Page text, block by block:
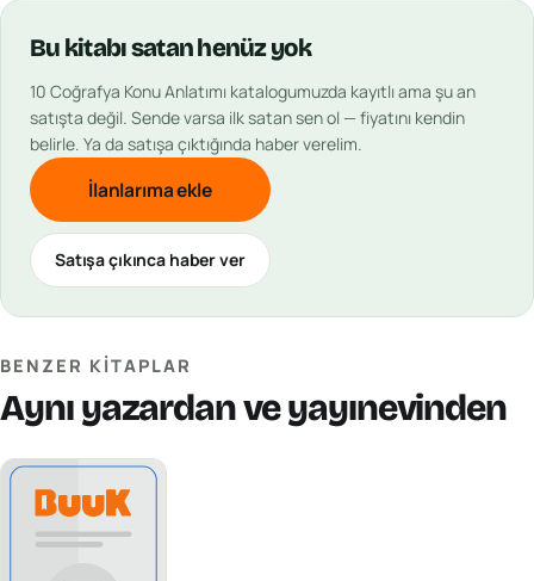
Bu kitabısatan henüz yok
10 Coğrafya Konu Anlatımı katalogumuzda kayıtlı ama şu an
satışta değil. Sende varsa ilk satan sen ol — fiyatını kendin
belirle. Ya da satışa çıktığında haber verelim.
İlanlarıma ekle
Satışa çıkınca haber ver
BENZER KITAPLAR
Aynı yazardan ve yayınevinden